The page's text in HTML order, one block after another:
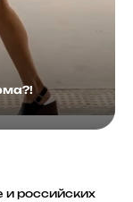
и российских